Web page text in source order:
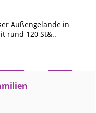
Außengelände in
rund 120 St&..